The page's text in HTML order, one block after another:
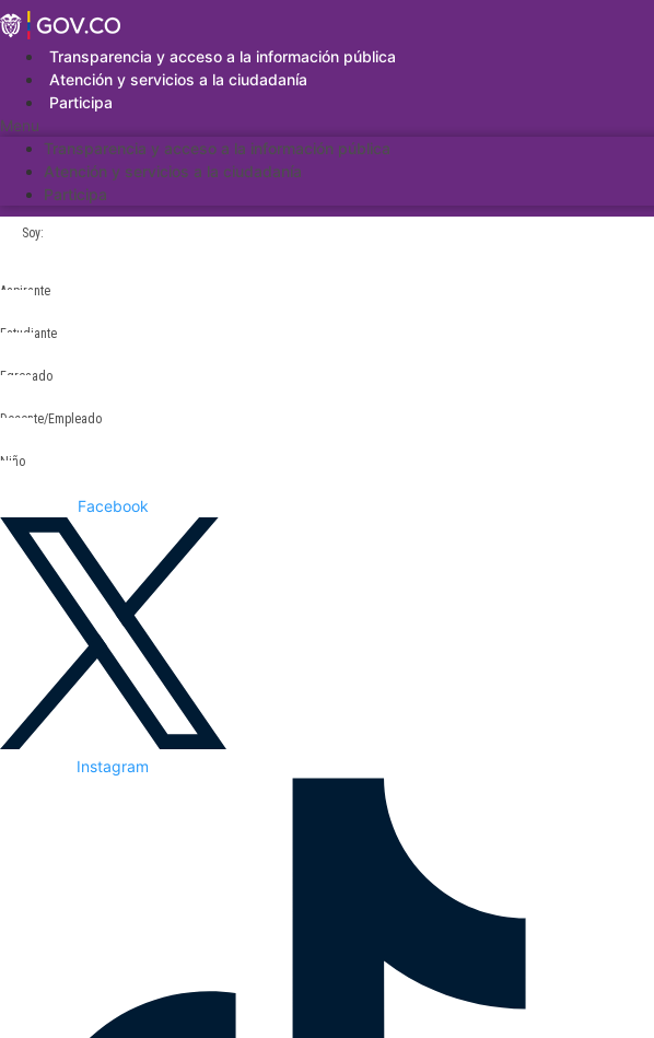
Saltar
al
contenidoTransparencia y acceso a la información pública
Atención y servicios a la ciudadanía
Participa
Menu
Transparencia y acceso a la información pública
Atención y servicios a la ciudadanía
Participa
Soy:
Aspirante
Estudiante
Egresado
Docente/Empleado
Niño
Facebook
Instagram